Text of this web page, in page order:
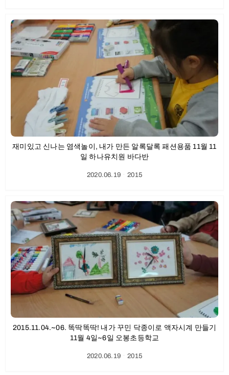
재미있고 신나는 염색놀이, 내가 만든 알록달록 패션용품 11월 11
일 하나유치원 바다반
2020.06.19ㆍ2015
2015.11.04.~06. 똑딱똑딱! 내가 꾸민 닥종이로 액자시계 만들기
11월 4일~6일 오봉초등학교
2020.06.19ㆍ2015